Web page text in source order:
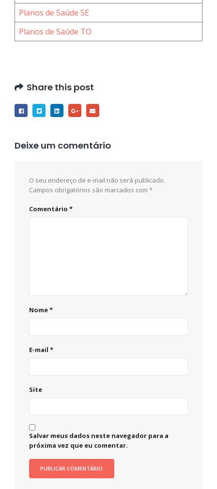
Planos de Saúde SE
Planos de Saúde TO
Share this post
Deixe um comentário
O seu endereço de e-mail não será publicado.
Campos obrigatórios são marcados com *
Comentário *
Nome*
E-mail *
Site
Salvar meus dados neste navegador para a
próxima vez que eu comentar.